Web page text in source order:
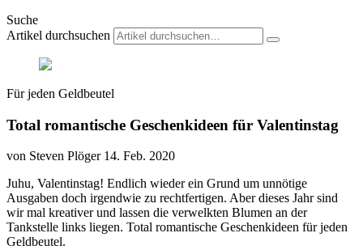
Suche
Artikel durchsuchen
Für jeden Geldbeutel
Total romantische Geschenkideen für Valentinstag
von Steven Plöger 14. Feb. 2020
Juhu, Valentinstag! Endlich wieder ein Grund um unnötige
Ausgaben doch irgendwie zu rechtfertigen. Aber dieses Jahr sind
wir mal kreativer und lassen die verwelkten Blumen an der
Tankstelle links liegen. Total romantische Geschenkideen für jeden
Geldbeutel.